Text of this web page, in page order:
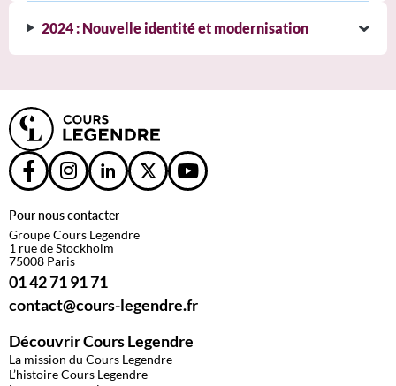
2024 : Nouvelle identité et modernisation
Pour nous contacter
Groupe Cours Legendre
1 rue de Stockholm
75008 Paris
01 42 71 91 71
contact@cours-legendre.fr
Découvrir Cours Legendre
La mission du Cours Legendre
L’histoire Cours Legendre